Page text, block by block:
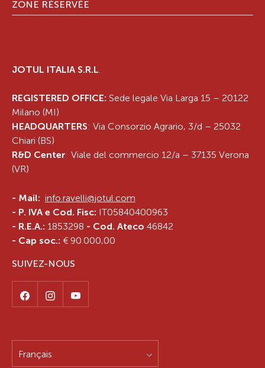
ZONE RÉSERVÉE
JOTUL ITALIA S.R.L.
REGISTERED OFFICE: Sede legale Via Larga 15 – 20122
Milano (MI)
HEADQUARTERS: Via Consorzio Agrario, 3/d – 25032
Chiari (BS)
R&D Center: Viale del commercio 12/a – 37135 Verona
(VR)
- Mail: info.ravelli@jotul.com
- P. IVA e Cod. Fisc: IT05840400963
- R.E.A.: 1853298 - Cod. Ateco 46842
- Cap soc.: € 90.000,00
SUIVEZ-NOUS
Français